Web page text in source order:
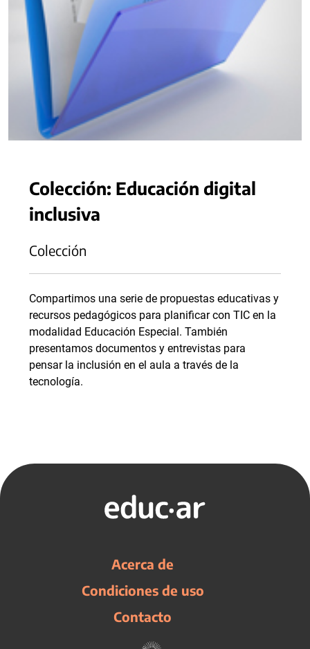
Colección: Educación digital
inclusiva
Colección
Compartimos una serie de propuestas educativas y
recursos pedagógicos para planificar con TIC en la
modalidad Educación Especial. También
presentamos documentos y entrevistas para
pensar la inclusión en el aula a través de la
tecnología.
Acerca de
Condiciones de uso
Contacto